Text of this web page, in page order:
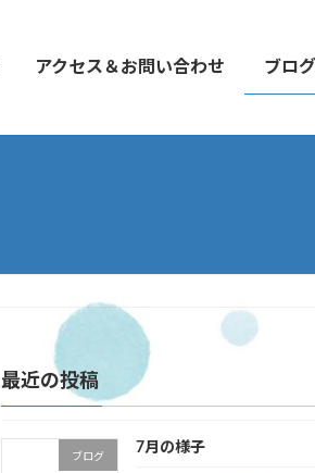
アクセス＆お問い合わせ ブログ
最近の投稿
ブログ
7月の様子